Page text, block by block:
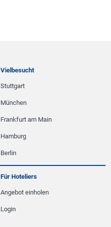
Vielbesucht
Stuttgart
München
Frankfurt am Main
Hamburg
Berlin
Für Hoteliers
Angebot einholen
Login